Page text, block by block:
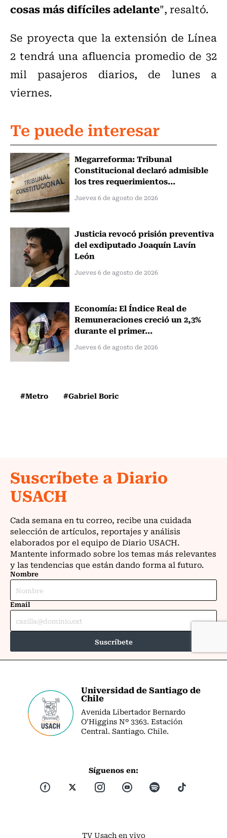
cosas más difíciles adelante", resaltó.
Se proyecta que la extensión de Línea
2 tendrá una afluencia promedio de 32
mil pasajeros diarios, de lunes a
viernes.
Te puede interesar
Megarreforma: Tribunal
Constitucional declaró admisible
los tres requerimientos...
Jueves 6 de agosto de 2026
Justicia revocó prisión preventiva
del exdiputado Joaquín Lavín
León
Jueves 6 de agosto de 2026
Economía: El Índice Real de
Remuneraciones creció un 2,3%
durante el primer...
Jueves 6 de agosto de 2026
#Metro #Gabriel Boric
Universidad de Santiago de
Chile
Avenida Libertador Bernardo
O’Higgins Nº 3363. Estación
Central. Santiago. Chile.
Síguenos en:
TV Usach en vivo